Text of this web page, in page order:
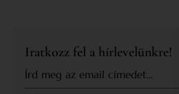
Iratkozz fel a hírlevelünkre!